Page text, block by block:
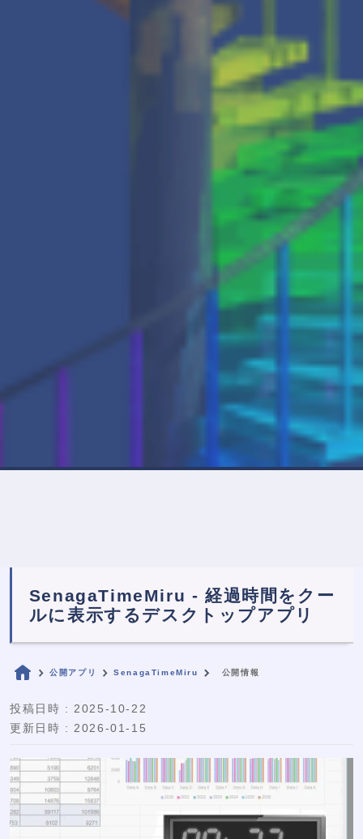
SenagaTimeMiru - 経過時間をクー
ルに表示するデスクトップアプリ
公開アプリ SenagaTimeMiru 公開情報
投稿日時 : 2025-10-22
更新日時 : 2026-01-15